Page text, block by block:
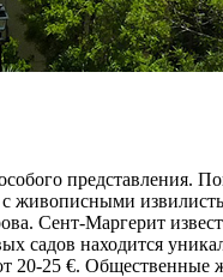
с живописными
Сент-Маргерит
находится
25 €. Общественные